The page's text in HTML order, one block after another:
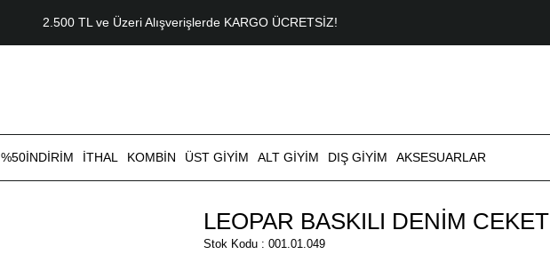
2.500 TL ve Üzeri Alışverişlerde KARGO ÜCRETSİZ!
%50İNDİRİM İTHAL KOMBİN ÜST GİYİM ALT GİYİM DIŞ GİYİM AKSESUARLAR
LEOPAR BASKILI DENİM CEKET
Stok Kodu : 001.01.049